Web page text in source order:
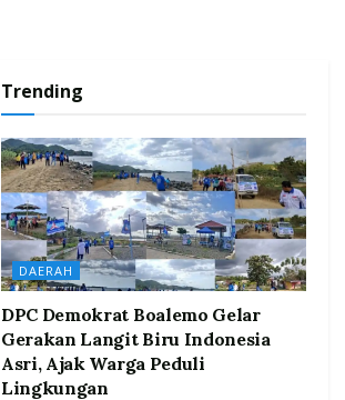
Trending
DAERAH
DPC Demokrat Boalemo Gelar
Gerakan Langit Biru Indonesia
Asri, Ajak Warga Peduli
Lingkungan